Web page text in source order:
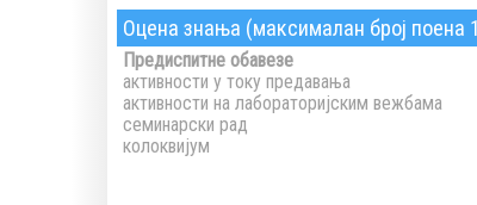
Оцена знања (максималан број поена
Предиспитне обавезе
активности у току предавања
активности на лабораторијским вежбама
семинарски рад
колоквијум